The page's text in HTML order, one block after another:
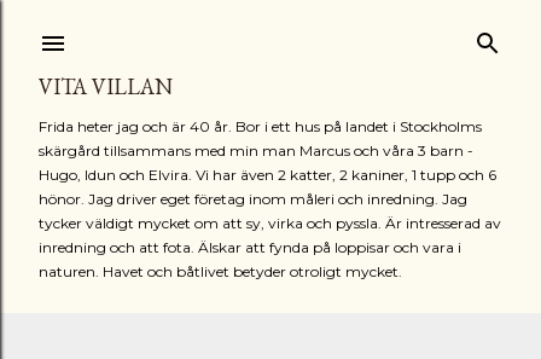
VITA VILLAN
Frida heter jag och är 40 år. Bor i ett hus på landet i Stockholms
skärgård tillsammans med min man Marcus och våra 3 barn -
Hugo, Idun och Elvira. Vi har även 2 katter, 2 kaniner, 1 tupp och 6
hönor. Jag driver eget företag inom måleri och inredning. Jag
tycker väldigt mycket om att sy, virka och pyssla. Är intresserad av
inredning och att fota. Älskar att fynda på loppisar och vara i
naturen. Havet och båtlivet betyder otroligt mycket.